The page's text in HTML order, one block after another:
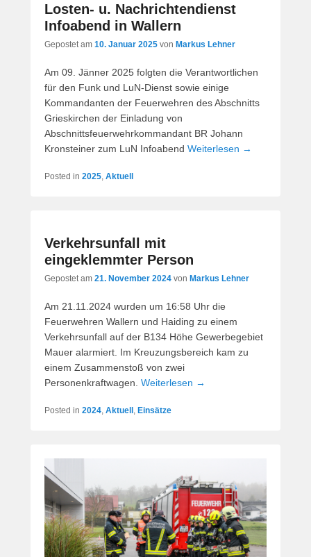
Losten- u. Nachrichtendienst
Infoabend in Wallern
Gepostet am 10. Januar 2025 von Markus Lehner
Am 09. Jänner 2025 folgten die Verantwortlichen
für den Funk und LuN-Dienst sowie einige
Kommandanten der Feuerwehren des Abschnitts
Grieskirchen der Einladung von
Abschnittsfeuerwehrkommandant BR Johann
Kronsteiner zum LuN Infoabend Weiterlesen →
Posted in 2025, Aktuell
Verkehrsunfall mit
eingeklemmter Person
Gepostet am 21. November 2024 von Markus Lehner
Am 21.11.2024 wurden um 16:58 Uhr die
Feuerwehren Wallern und Haiding zu einem
Verkehrsunfall auf der B134 Höhe Gewerbegebiet
Mauer alarmiert. Im Kreuzungsbereich kam zu
einem Zusammenstoß von zwei
Personenkraftwagen. Weiterlesen →
Posted in 2024, Aktuell, Einsätze